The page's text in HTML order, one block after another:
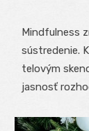
Mindfulness
sústredenie.
telovým
jasnosť